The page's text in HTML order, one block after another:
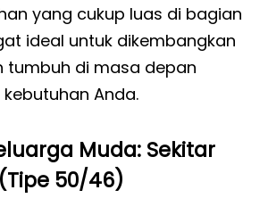
yang cukup luas di bagian
ideal untuk dikembangkan
tumbuh di masa depan
Anda.
Muda: Sekitar
50/46)